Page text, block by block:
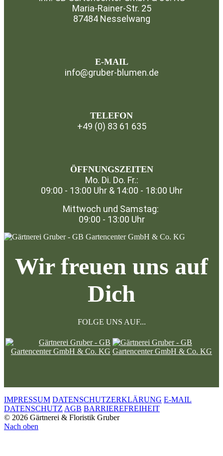
Maria-Rainer-Str. 25
87484 Nesselwang
E-MAIL
info@gruber-blumen.de
TELEFON
+49 (0) 83 61 635
ÖFFNUNGSZEITEN
Mo. Di. Do. Fr.:
09:00 - 13:00 Uhr & 14:00 - 18:00 Uhr
Mittwoch und Samstag:
09:00 - 13:00 Uhr
Wir freuen uns auf
Dich
FOLGE UNS AUF...
IMPRESSUM DATENSCHUTZERKLÄRUNG E-MAIL
DATENSCHUTZ AGB BARRIEREFREIHEIT
© 2026 Gärtnerei & Floristik Gruber
Nach oben